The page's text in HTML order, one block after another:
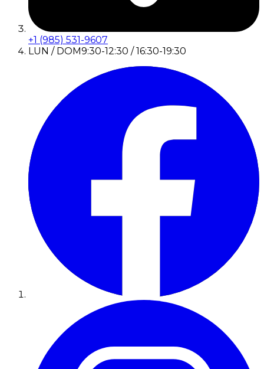
+1 (985) 531-9607
LUN / DOM9:30-12:30 / 16:30-19:30